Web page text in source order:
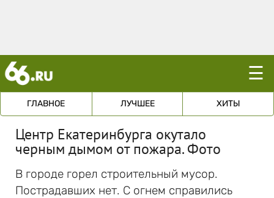
☰
ГЛАВНОЕ ЛУЧШЕЕ ХИТЫ
Центр Екатеринбурга окутало
черным дымом от пожара. Фото
В городе горел строительный мусор.
Пострадавших нет. С огнем справились